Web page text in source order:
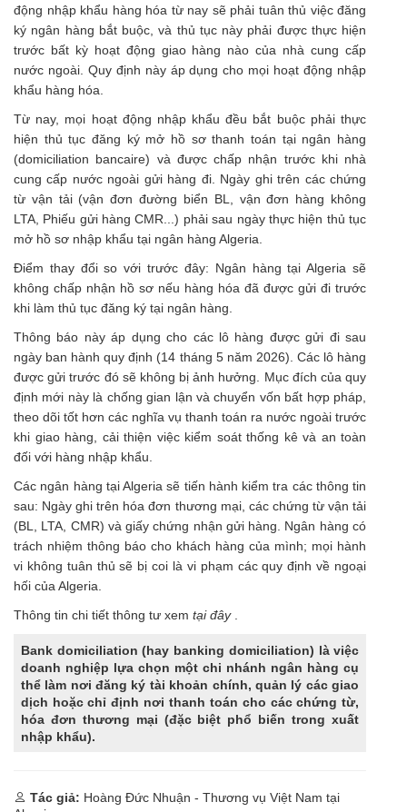
động nhập khẩu hàng hóa từ nay sẽ phải tuân thủ việc đăng
ký ngân hàng bắt buộc, và thủ tục này phải được thực hiện
trước bất kỳ hoạt động giao hàng nào của nhà cung cấp
nước ngoài. Quy định này áp dụng cho mọi hoạt động nhập
khẩu hàng hóa.
Từ nay, mọi hoạt động nhập khẩu đều bắt buộc phải thực
hiện thủ tục đăng ký mở hồ sơ thanh toán tại ngân hàng
(domiciliation bancaire) và được chấp nhận trước khi nhà
cung cấp nước ngoài gửi hàng đi. Ngày ghi trên các chứng
từ vận tải (vận đơn đường biển BL, vận đơn hàng không
LTA, Phiếu gửi hàng CMR...) phải sau ngày thực hiện thủ tục
mở hồ sơ nhập khẩu tại ngân hàng Algeria.
Điểm thay đổi so với trước đây: Ngân hàng tại Algeria sẽ
không chấp nhận hồ sơ nếu hàng hóa đã được gửi đi trước
khi làm thủ tục đăng ký tại ngân hàng.
Thông báo này áp dụng cho các lô hàng được gửi đi sau
ngày ban hành quy định (14 tháng 5 năm 2026). Các lô hàng
được gửi trước đó sẽ không bị ảnh hưởng. Mục đích của quy
định mới này là chống gian lận và chuyển vốn bất hợp pháp,
theo dõi tốt hơn các nghĩa vụ thanh toán ra nước ngoài trước
khi giao hàng, cải thiện việc kiểm soát thống kê và an toàn
đối với hàng nhập khẩu.
Các ngân hàng tại Algeria sẽ tiến hành kiểm tra các thông tin
sau: Ngày ghi trên hóa đơn thương mại, các chứng từ vận tải
(BL, LTA, CMR) và giấy chứng nhận gửi hàng. Ngân hàng có
trách nhiệm thông báo cho khách hàng của mình; mọi hành
vi không tuân thủ sẽ bị coi là vi phạm các quy định về ngoại
hối của Algeria.
Thông tin chi tiết thông tư xem tại đây.
Bank domiciliation (hay banking domiciliation) là việc
doanh nghiệp lựa chọn một chi nhánh ngân hàng cụ
thể làm nơi đăng ký tài khoản chính, quản lý các giao
dịch hoặc chỉ định nơi thanh toán cho các chứng từ,
hóa đơn thương mại (đặc biệt phổ biến trong xuất
nhập khẩu).
Tác giả: Hoàng Đức Nhuận - Thương vụ Việt Nam tại